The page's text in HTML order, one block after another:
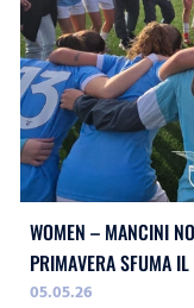
WOMEN – MANCINI
PRIMAVERA SFUMA
05.05.26